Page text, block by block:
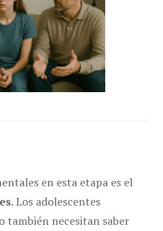
en esta etapa es el
. Los adolescentes
también necesitan saber